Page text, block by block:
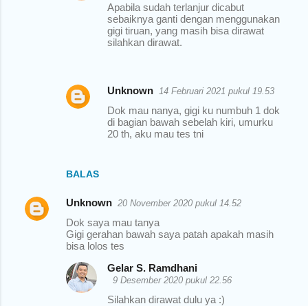
BALAS
Apabila sudah terlanjur dicabut
sebaiknya ganti dengan menggunakan
gigi tiruan, yang masih bisa dirawat
silahkan dirawat.
Unknown 14 Februari 2021 pukul 19.53
Dok mau nanya, gigi ku numbuh 1 dok
di bagian bawah sebelah kiri, umurku
20 th, aku mau tes tni
Unknown 20 November 2020 pukul 14.52
Dok saya mau tanya
Gigi gerahan bawah saya patah apakah masih
bisa lolos tes
Gelar S. Ramdhani
9 Desember 2020 pukul 22.56
Silahkan dirawat dulu ya :)